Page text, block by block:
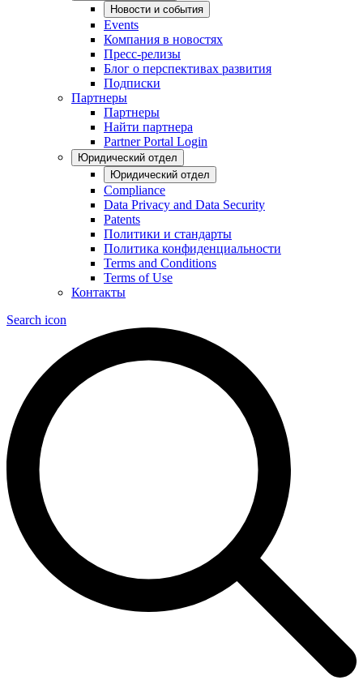
Новости и события
Events
Компания в новостях
Пресс-релизы
Блог о перспективах развития
Подписки
Партнеры
Партнеры
Найти партнера
Partner Portal Login
Юридический отдел
Юридический отдел
Compliance
Data Privacy and Data Security
Patents
Политики и стандарты
Политика конфиденциальности
Terms and Conditions
Terms of Use
Контакты
Search icon